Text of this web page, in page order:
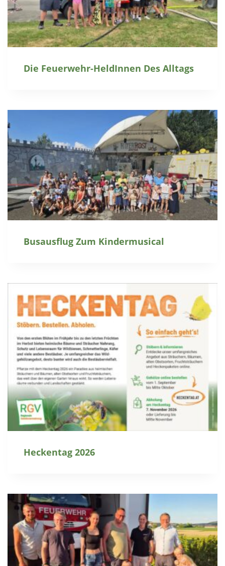
Die Feuerwehr-HeldInnen Des Alltags
Busausflug Zum Kindermusical
Heckentag 2026